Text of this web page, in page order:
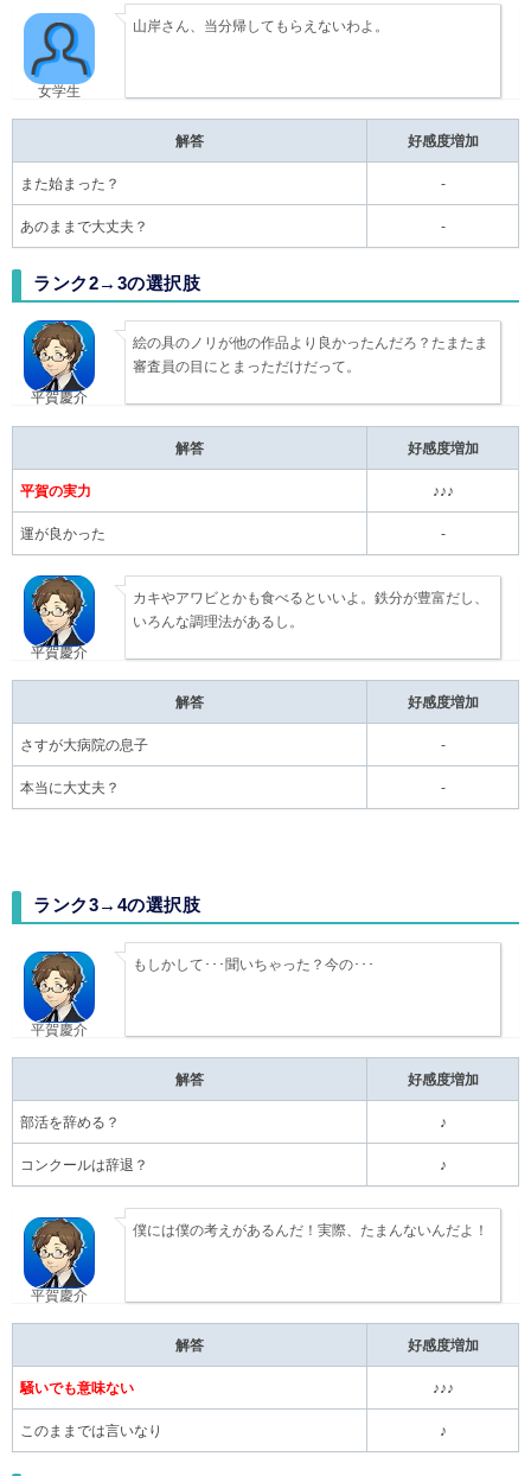
女学生
山岸さん、当分帰してもらえないわよ。
解答 好感度増加
また始まった？ -
あのままで大丈夫？ -
ランク2→3の選択肢
平賀慶介
絵の具のノリが他の作品より良かったんだろ？たまたま
審査員の目にとまっただけだって。
解答 好感度増加
平賀の実力 ♪♪♪
運が良かった -
平賀慶介
カキやアワビとかも食べるといいよ。鉄分が豊富だし、
いろんな調理法があるし。
解答 好感度増加
さすが大病院の息子 -
本当に大丈夫？ -
ランク3→4の選択肢
平賀慶介
もしかして･･･聞いちゃった？今の･･･
解答 好感度増加
部活を辞める？ ♪
コンクールは辞退？ ♪
平賀慶介
僕には僕の考えがあるんだ！実際、たまんないんだよ！
解答 好感度増加
騒いでも意味ない ♪♪♪
このままでは言いなり ♪